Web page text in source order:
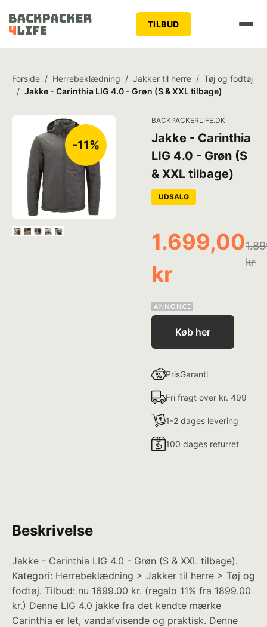
TILBUD
Forside / Herrebeklædning / Jakker til herre / Tøj og fodtøj
/ Jakke - Carinthia LIG 4.0 - Grøn (S & XXL tilbage)
-11%
BACKPACKERLIFE.DK
Jakke - Carinthia
LIG 4.0 - Grøn (S
& XXL tilbage)
UDSALG
1.699,00
kr
kr
Køb her
PrisGaranti
Fri fragt over kr. 499
1-2 dages levering
100 dages returret
Beskrivelse
Jakke - Carinthia LIG 4.0 - Grøn (S & XXL tilbage).
Kategori: Herrebeklædning > Jakker til herre > Tøj og
fodtøj. Tilbud: nu 1699.00 kr. (regalo 11% fra 1899.00
kr.) Denne LIG 4.0 jakke fra det kendte mærke
Carinthia er let, vandafvisende og praktisk. Denne